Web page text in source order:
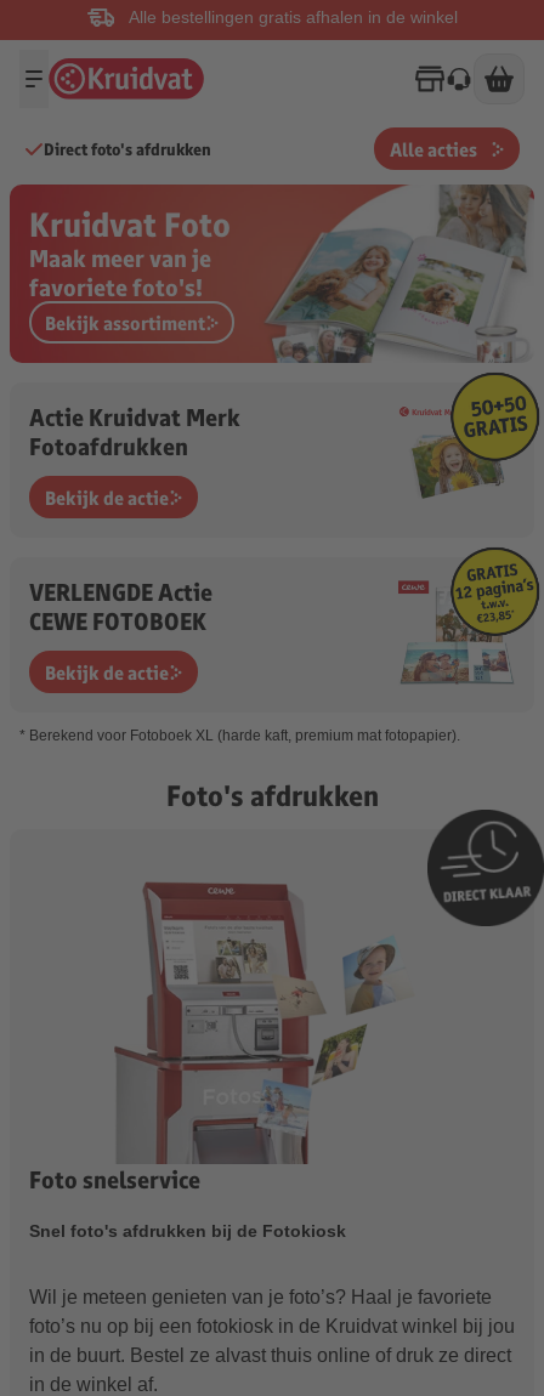
Alle bestellingen gratis afhalen in de winkel
Direct foto's afdrukken Alle acties
Kruidvat Foto
Maak meer van je
favoriete foto's!
Bekijk assortiment
Actie Kruidvat Merk
Fotoafdrukken
Bekijk de actie
VERLENGDE Actie
CEWE FOTOBOEK
Bekijk de actie
* Berekend voor Fotoboek XL (harde kaft, premium mat fotopapier).
Foto's afdrukken
Foto snelservice
Snel foto's afdrukken bij de Fotokiosk
Wil je meteen genieten van je foto’s? Haal je favoriete
foto’s nu op bij een fotokiosk in de Kruidvat winkel bij jou
in de buurt. Bestel ze alvast thuis online of druk ze direct
in de winkel af.